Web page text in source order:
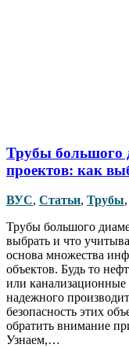
Трубы большого
проектов: как
ВУС, Статьи, Трубы,
Трубы большого
выбрать и что
основа множества
объектов. Будь то
или
надежного
безопасность этих
обратить внимание
Узнаем,…